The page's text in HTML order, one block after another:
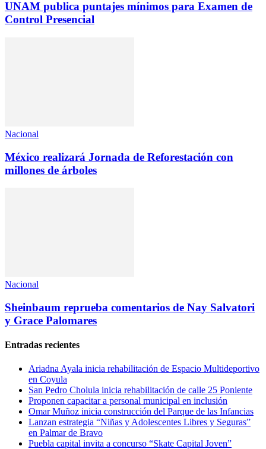
UNAM publica puntajes mínimos para Examen de
Control Presencial
Nacional
México realizará Jornada de Reforestación con
millones de árboles
Nacional
Sheinbaum reprueba comentarios de Nay Salvatori
y Grace Palomares
Entradas recientes
Ariadna Ayala inicia rehabilitación de Espacio Multideportivo
en Coyula
San Pedro Cholula inicia rehabilitación de calle 25 Poniente
Proponen capacitar a personal municipal en inclusión
Omar Muñoz inicia construcción del Parque de las Infancias
Lanzan estrategia “Niñas y Adolescentes Libres y Seguras”
en Palmar de Bravo
Puebla capital invita a concurso “Skate Capital Joven”